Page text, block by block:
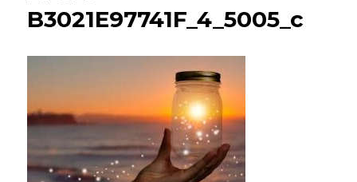
B3021E97741F_4_5005_c